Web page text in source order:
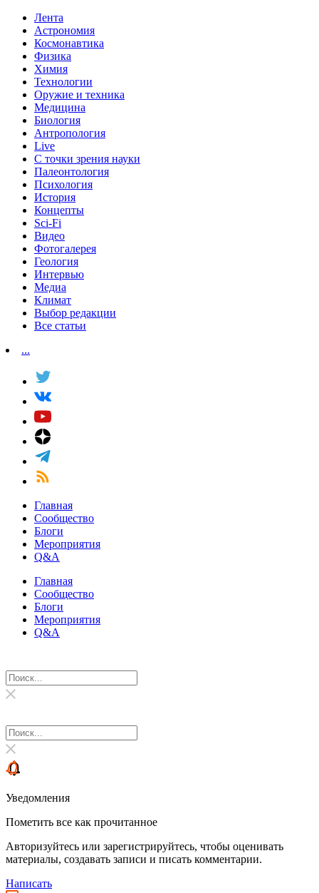
Лента
Астрономия
Космонавтика
Физика
Химия
Технологии
Оружие и техника
Медицина
Биология
Антропология
Live
С точки зрения науки
Палеонтология
Психология
История
Концепты
Sci-Fi
Видео
Фотогалерея
Геология
Интервью
Медиа
Климат
Выбор редакции
Все статьи
...
Главная
Сообщество
Блоги
Мероприятия
Q&A
Главная
Сообщество
Блоги
Мероприятия
Q&A
Уведомления
Пометить все как прочитанное
Авторизуйтесь или зарегистрируйтесь, чтобы оценивать
материалы, создавать записи и писать комментарии.
Написать